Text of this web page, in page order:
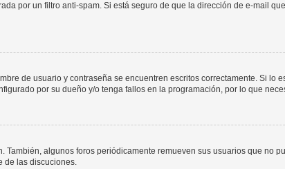
por un filtro anti-spam. Si está seguro de que la dirección de e-mail
de usuario y contraseña se encuentren escritos correctamente. Si lo
por su dueño y/o tenga fallos en la programación, por lo que
algunos foros periódicamente remueven sus usuarios que no
de las discuciones.